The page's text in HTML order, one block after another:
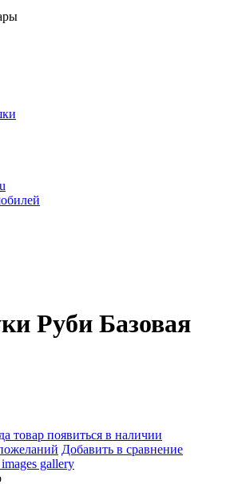
Руби Базовая
товар появиться в наличии
Добавить в сравнение
gallery